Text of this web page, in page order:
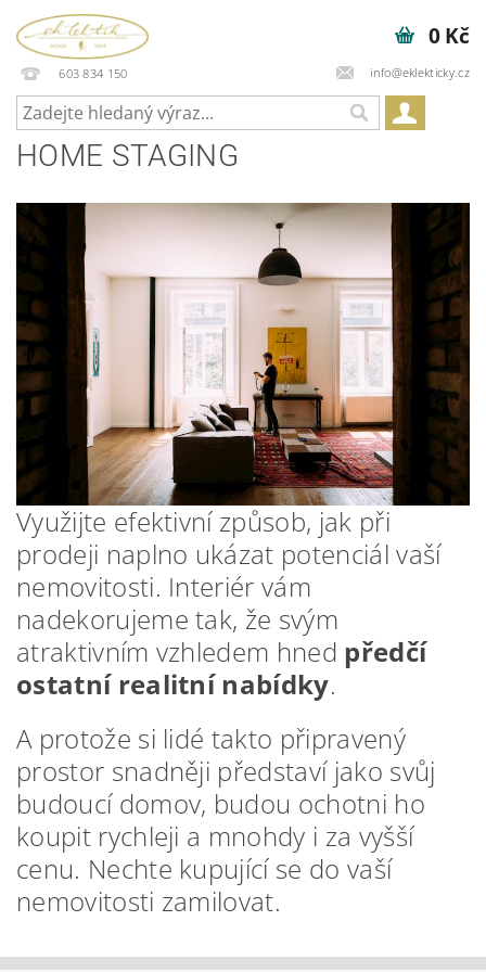
603 834 150 info@eklekticky.cz
0 Kč
HOME STAGING
Využijte efektivní způsob, jak při
prodeji naplno ukázat potenciál vaší
nemovitosti. Interiér vám
nadekorujeme tak, že svým
atraktivním vzhledem hned předčí
ostatní realitní nabídky.
A protože si lidé takto připravený
prostor snadněji představí jako svůj
budoucí domov, budou ochotni ho
koupit rychleji a mnohdy i za vyšší
cenu. Nechte kupující se do vaší
nemovitosti zamilovat.